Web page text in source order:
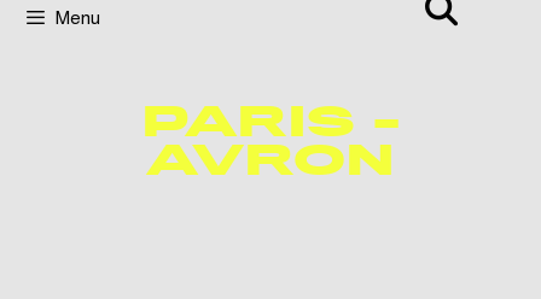
Menu
PARIS -
AVRON